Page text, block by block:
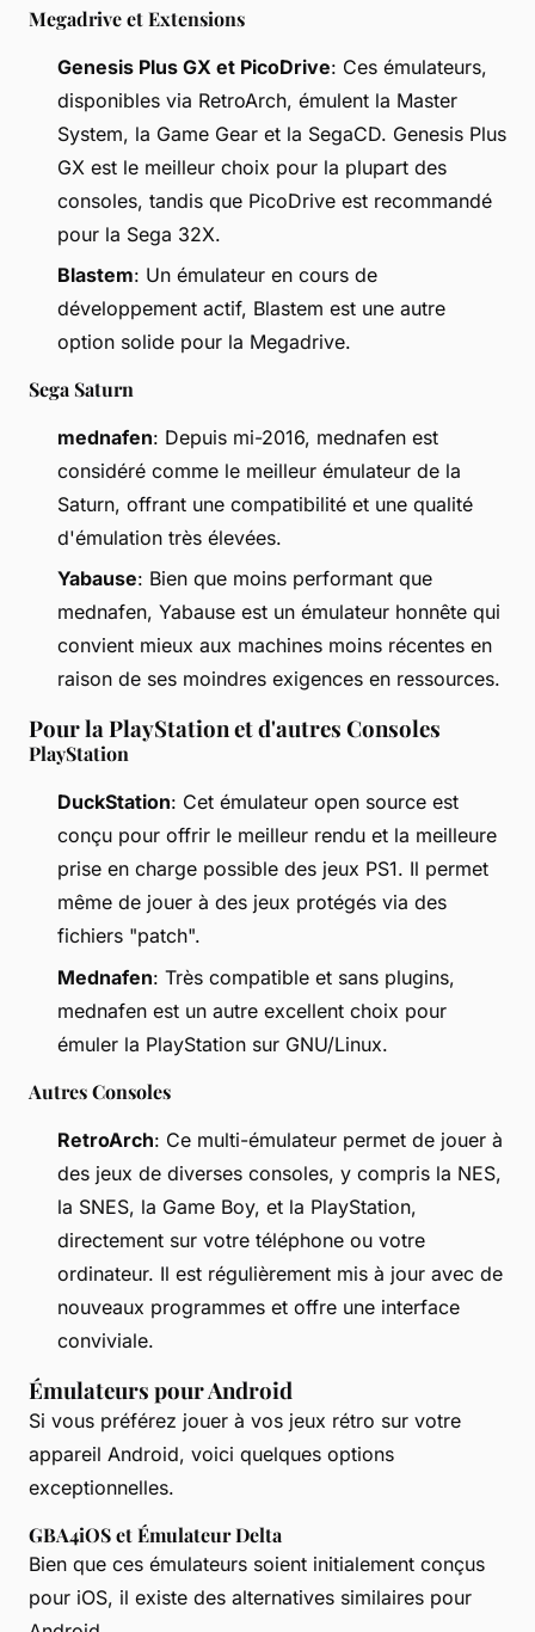
Megadrive et Extensions
Genesis Plus GX et PicoDrive: Ces émulateurs,
disponibles via RetroArch, émulent la Master
System, la Game Gear et la SegaCD. Genesis Plus
GX est le meilleur choix pour la plupart des
consoles, tandis que PicoDrive est recommandé
pour la Sega 32X.
Blastem: Un émulateur en cours de
développement actif, Blastem est une autre
option solide pour la Megadrive.
Sega Saturn
mednafen: Depuis mi-2016, mednafen est
considéré comme le meilleur émulateur de la
Saturn, offrant une compatibilité et une qualité
d'émulation très élevées.
Yabause: Bien que moins performant que
mednafen, Yabause est un émulateur honnête qui
convient mieux aux machines moins récentes en
raison de ses moindres exigences en ressources.
Pour la PlayStation et d'autres Consoles
PlayStation
DuckStation: Cet émulateur open source est
conçu pour offrir le meilleur rendu et la meilleure
prise en charge possible des jeux PS1. Il permet
même de jouer à des jeux protégés via des
fichiers "patch".
Mednafen: Très compatible et sans plugins,
mednafen est un autre excellent choix pour
émuler la PlayStation sur GNU/Linux.
Autres Consoles
RetroArch: Ce multi-émulateur permet de jouer à
des jeux de diverses consoles, y compris la NES,
la SNES, la Game Boy, et la PlayStation,
directement sur votre téléphone ou votre
ordinateur. Il est régulièrement mis à jour avec de
nouveaux programmes et offre une interface
conviviale.
Émulateurs pour Android
Si vous préférez jouer à vos jeux rétro sur votre
appareil Android, voici quelques options
exceptionnelles.
GBA4iOS et Émulateur Delta
Bien que ces émulateurs soient initialement conçus
pour iOS, il existe des alternatives similaires pour